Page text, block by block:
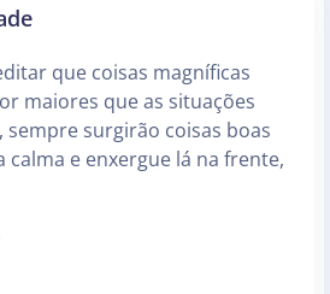
que coisas magníficas
maiores que as situações
sempre surgirão coisas boas
calma e enxergue lá na frente,